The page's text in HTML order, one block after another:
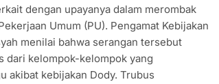
dengan upayanya dalam merombak
Umum (PU). Pengamat Kebijakan
menilai bahwa serangan tersebut
dari kelompok-kelompok yang
akibat kebijakan Dody. Trubus